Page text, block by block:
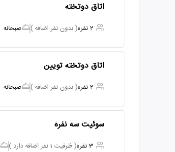
اتاق دوتخته
2 نفره ( بدون نفر اضافه ) صبحانه
اتاق دوتخته تویین
2 نفره ( بدون نفر اضافه ) صبحانه
سوئیت سه نفره
3 نفره ( ظرفیت 1 نفر اضافه دارد )